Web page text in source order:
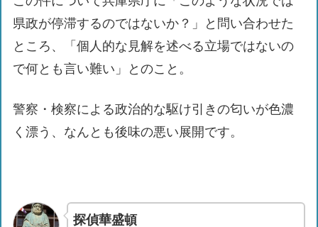
県政が停滞するのではないか？」と問い合わせた
ところ、「個人的な見解を述べる立場ではないの
で何とも言い難い」とのこと。
警察・検察による政治的な駆け引きの匂いが色濃
く漂う、なんとも後味の悪い展開です。
探偵華盛頓